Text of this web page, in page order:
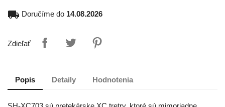
local_shipping Doručíme do 14.08.2026
Zdieľať
Popis Detaily Hodnotenia